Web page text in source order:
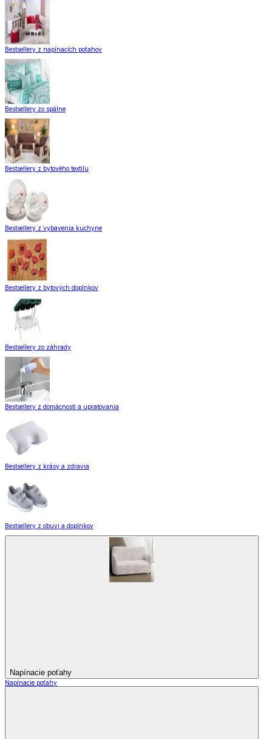
Bestsellery z napínacích poťahov
Bestsellery zo spálne
Bestsellery z bytového textilu
Bestsellery z vybavenia kuchyne
Bestsellery z bytových doplnkov
Bestsellery zo záhrady
Bestsellery z domácnosti a upratovania
Bestsellery z krásy a zdravia
Bestsellery z obuvi a doplnkov
Napínacie poťahy
Napínacie poťahy